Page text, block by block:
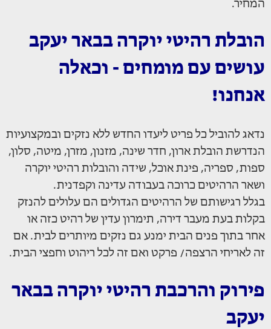
המחיר.
הובלת רהיטי יוקרה בבאר יעקב
עושים עם מומחים - וכאלה
אנחנו!
נדאג להוביל כל פריט ליעדו החדש ללא נזקים ובמקצועיות
הנדרשת הובלת ארון, חדר שינה, מזנון, מזרן, מיטה, סלון,
ספות, ספריה, פינת אוכל, שידה והובלות רהיטי יוקרה
ושאר הרהיטים כרוכה בעבודה עדינה וקפדנית.
בגלל רגישותם של הרהיטים הגדולים הם עלולים להנזק
בקלות בעת מעבר דירה, תימרון עדין של רהיט כזה או
אחר בתוך פנים הבית ימנע גם נזקים מיותרים לבית. אם
זה לאריחי הרצפה/ פרקט ואם זה לכל ריהוט וחפצי הבית.
פירוק והרכבת רהיטי יוקרה בבאר
יעקב